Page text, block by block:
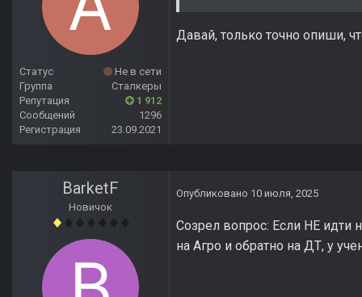
Статус
Не в сети
Группа
Сталкеры
Репутация
1 912
Сообщений
1296
Регистрация
23.09.2021
Давай, только точно опиши,
BarketF
Новичок
Опубликовано 10 июля, 2025
Созрел вопрос: Если НЕ идти
на Агро и обратно на ДТ, у